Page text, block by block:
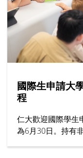
國際生申請大
程
仁大歡迎國際學生
為6月30日。持有